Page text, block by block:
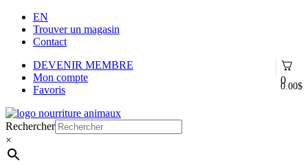
EN
Trouver un magasin
Contact
0
0.00$
DEVENIR MEMBRE
Mon compte
Favoris
Aller
à
la
navigation
Aller
au
contenu
Rechercher
×